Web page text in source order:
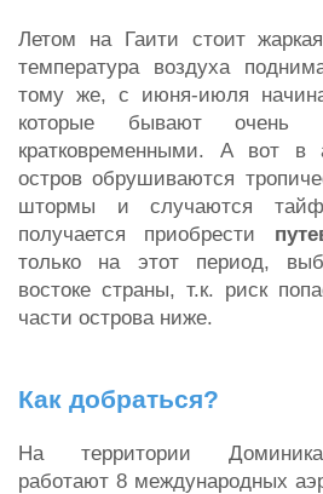
Летом на Гаити стоит
температура воздуха
тому же, с июня-июля
которые бывают очень
кратковременными. А вот в
остров обрушиваются
штормы и случаются
получается приобрести
только на этот период,
востоке страны, т.к. риск
части острова ниже.
Как добраться?
На территории
работают 8 международных